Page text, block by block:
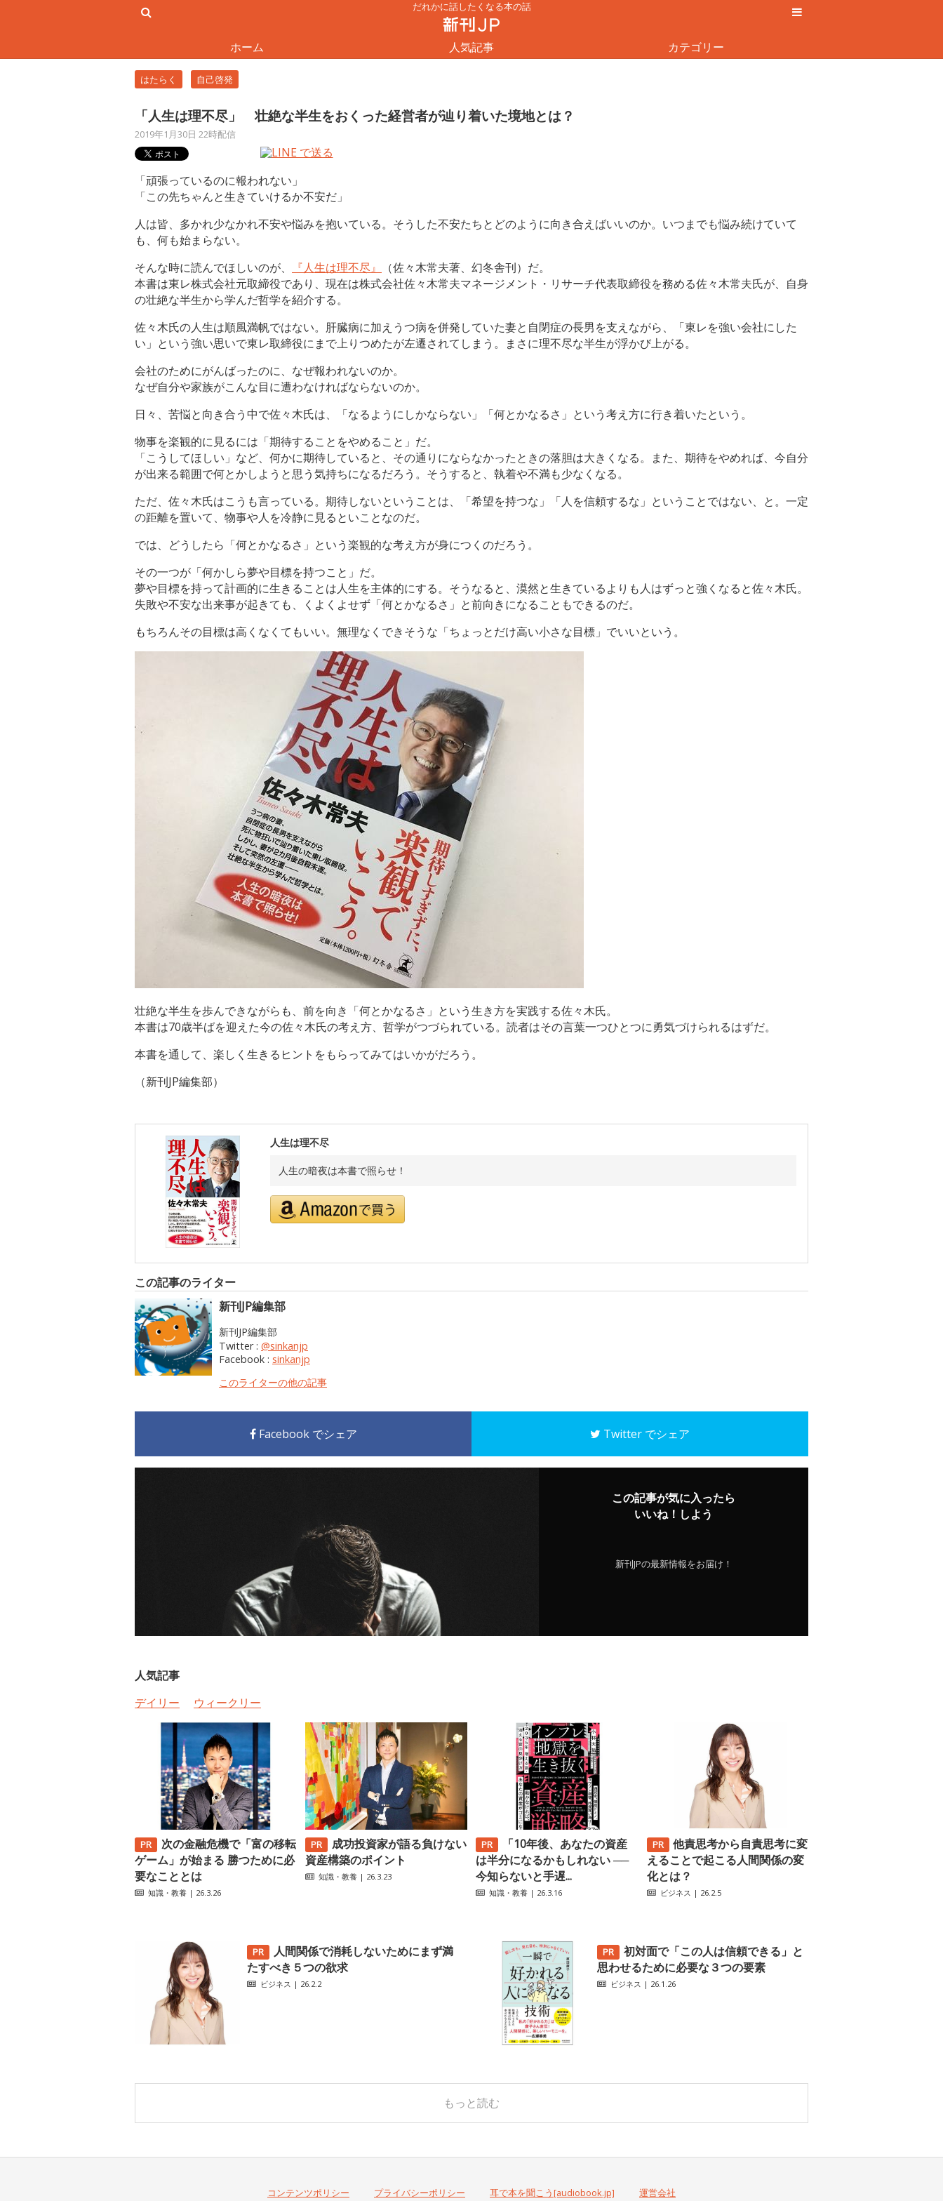
だれかに話したくなる本の話
ホーム 人気記事 カテゴリー
はたらく 自己啓発
「人生は理不尽」 壮絶な半生をおくった経営者が辿り着いた境地とは？
2019年1月30日 22時配信
「頑張っているのに報われない」
「この先ちゃんと生きていけるか不安だ」
人は皆、多かれ少なかれ不安や悩みを抱いている。そうした不安たちとどのように向き合えばいいのか。いつまでも悩み続けていて
も、何も始まらない。
そんな時に読んでほしいのが、
『人生は理不尽』
（佐々木常夫著、幻冬舎刊）だ。
本書は東レ株式会社元取締役であり、現在は株式会社佐々木常夫マネージメント・リサーチ代表取締役を務める佐々木常夫氏が、自身
の壮絶な半生から学んだ哲学を紹介する。
佐々木氏の人生は順風満帆ではない。肝臓病に加えうつ病を併発していた妻と自閉症の長男を支えながら、「東レを強い会社にした
い」という強い思いで東レ取締役にまで上りつめたが左遷されてしまう。まさに理不尽な半生が浮かび上がる。
会社のためにがんばったのに、なぜ報われないのか。
なぜ自分や家族がこんな目に遭わなければならないのか。
日々、苦悩と向き合う中で佐々木氏は、「なるようにしかならない」「何とかなるさ」という考え方に行き着いたという。
物事を楽観的に見るには「期待することをやめること」だ。
「こうしてほしい」など、何かに期待していると、その通りにならなかったときの落胆は大きくなる。また、期待をやめれば、今自分
が出来る範囲で何とかしようと思う気持ちになるだろう。そうすると、執着や不満も少なくなる。
ただ、佐々木氏はこうも言っている。期待しないということは、「希望を持つな」「人を信頼するな」ということではない、と。一定
の距離を置いて、物事や人を冷静に見るといことなのだ。
では、どうしたら「何とかなるさ」という楽観的な考え方が身につくのだろう。
その一つが「何かしら夢や目標を持つこと」だ。
夢や目標を持って計画的に生きることは人生を主体的にする。そうなると、漠然と生きているよりも人はずっと強くなると佐々木氏。
失敗や不安な出来事が起きても、くよくよせず「何とかなるさ」と前向きになることもできるのだ。
もちろんその目標は高くなくてもいい。無理なくできそうな「ちょっとだけ高い小さな目標」でいいという。
壮絶な半生を歩んできながらも、前を向き「何とかなるさ」という生き方を実践する佐々木氏。
本書は70歳半ばを迎えた今の佐々木氏の考え方、哲学がつづられている。読者はその言葉一つひとつに勇気づけられるはずだ。
本書を通して、楽しく生きるヒントをもらってみてはいかがだろう。
（新刊JP編集部）
人生は理不尽
人生の暗夜は本書で照らせ！
この記事のライター
新刊JP編集部
新刊JP編集部
Twitter : @sinkanjp
Facebook : sinkanjp
このライターの他の記事
Facebook でシェア Twitter でシェア
この記事が気に入ったら
いいね！しよう
新刊JPの最新情報をお届け！
人気記事
デイリー
ウィークリー
次の金融危機で「富の移転
ゲーム」が始まる 勝つために必
要なこととは
知識・教養 | 26.3.26
成功投資家が語る負けない
資産構築のポイント
知識・教養 | 26.3.23
「10年後、あなたの資産
は半分になるかもしれない ──
今知らないと手遅...
知識・教養 | 26.3.16
他責思考から自責思考に変
えることで起こる人間関係の変
化とは？
ビジネス | 26.2.5
人間関係で消耗しないためにまず満
たすべき５つの欲求
ビジネス | 26.2.2
初対面で「この人は信頼できる」と
思わせるために必要な３つの要素
ビジネス | 26.1.26
もっと読む
コンテンツポリシー プライバシーポリシー 耳で本を聞こう[audiobook.jp] 運営会社